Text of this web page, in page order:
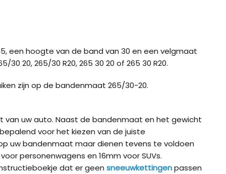
een hoogte van de band van 30 en een velgmaat
20, 265/30 R20, 265 30 20 of 265 30 R20.
zijn op de bandenmaat 265/30-20.
van uw auto. Naast de bandenmaat en het gewicht
voor het kiezen van de juiste
uw bandenmaat maar dienen tevens te voldoen
personenwagens en 16mm voor SUVs.
dat er geen sneeuwkettingenpassen